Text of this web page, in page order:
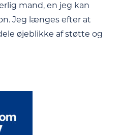
mand, en jeg kan
Jeg længes efter at
øjeblikke af støtte og